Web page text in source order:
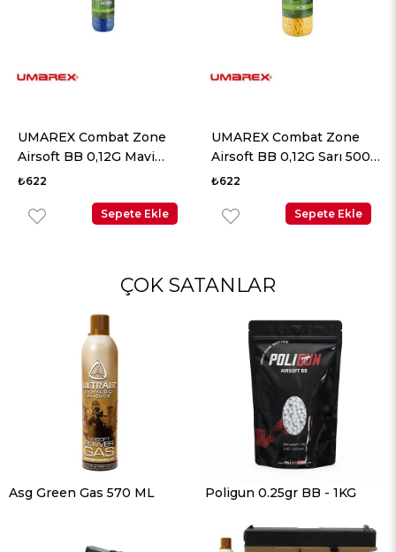
UMAREX Combat Zone
Airsoft BB 0,12G Mavi
5000 Adet
₺622
Sepete Ekle
UMAREX Combat Zone
Airsoft BB 0,12G Sarı 5000
Adet
₺622
Sepete Ekle
ÇOK SATANLAR
Asg Green Gas 570 ML Poligun 0.25gr BB - 1KG